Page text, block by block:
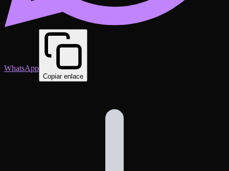
WhatsApp
Copiar enlace